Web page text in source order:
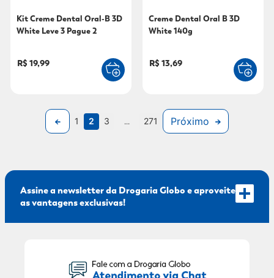
Kit Creme Dental Oral-B 3D
White Leve 3 Pague 2
R$ 19,99
Creme Dental Oral B 3D
White 140g
R$ 13,69
1 2 3 ... 271 Próximo
Assine a newsletter da Drogaria Globo e aproveite
as vantagens exclusivas!